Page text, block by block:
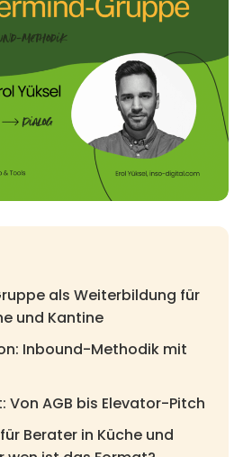
als Weiterbildung für
und Kantine
Inbound-Methodik mit
Von AGB bis Elevator-Pitch
Berater in Küche und